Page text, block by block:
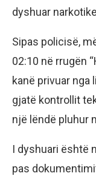
dyshuar
Sipas policisë,
02:10 në rrugën
kanë privuar nga
gjatë kontrollit
një lëndë pluhur
I dyshuari është
pas